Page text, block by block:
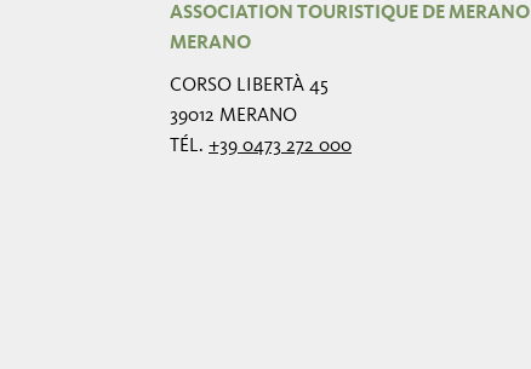
ASSOCIATION TOURISTIQUE DE MERANO
MERANO
CORSO LIBERTÀ 45
39012 MERANO
TÉL. +39 0473 272 000